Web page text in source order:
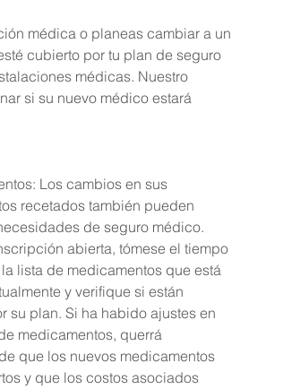
médica o planeas cambiar a un
cubierto por tu plan de seguro
médicas. Nuestro
si su nuevo médico estará
Los cambios en sus
recetados también pueden
de seguro médico.
abierta, tómese el tiempo
lista de medicamentos que está
y verifique si están
su plan. Si ha habido ajustes en
medicamentos, querrá
que los nuevos medicamentos
y que los costos asociados